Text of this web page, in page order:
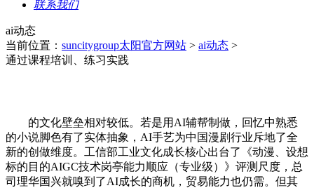
联系我们
ai动态
当前位置： suncitygroup太阳官方网站 > ai动态 >
通过课程培训、练习实践
的文化壁垒相对较低。若是用AI辅帮制做，回忆中熟悉
的小说脚色有了实体抽象，AI手艺为中国漫剧行业斥地了全
新的创做维度。工信部工业文化成长核心出台了《动漫、设想
标的目的AIGC技术岗亭能力顺应（专业级）》评测尺度，总
司理华国兴就嗅到了AI成长的商机，贸易能力也仍需。但其